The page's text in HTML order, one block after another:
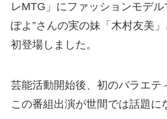
レMTG」にファッションモデル
ぽよ”さんの実の妹「木村友美
初登場しました。
芸能活動開始後、初のバラエテ
この番組出演が世間では話題に